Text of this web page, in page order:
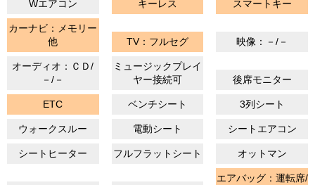
Wエアコン キーレス スマートキー
カーナビ：メモリー
他
TV：フルセグ 映像：－/－
オーディオ：ＣＤ/
－/－
ミュージックプレイ
ヤー接続可
後席モニター
ETC ベンチシート 3列シート
ウォークスルー 電動シート シートエアコン
シートヒーター フルフラットシート オットマン
エアバッグ：運転席/